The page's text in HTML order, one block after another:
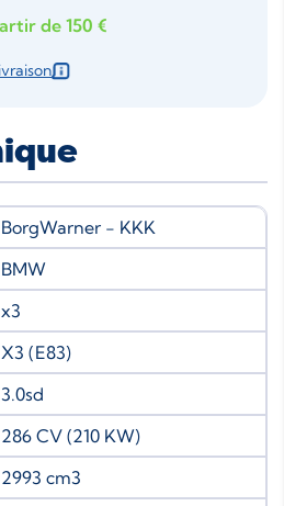
de 150 €
BorgWarner - KKK
BMW
x3
X3 (E83)
3.0sd
286 CV (210 KW)
2993 cm3